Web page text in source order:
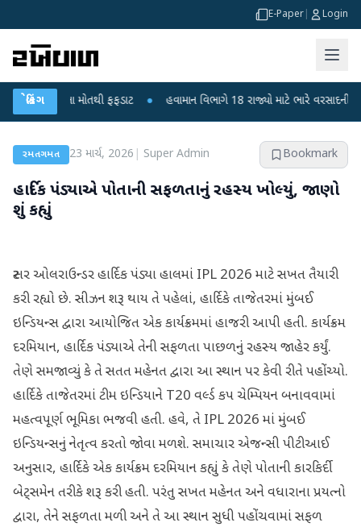
E-Paper Login
બ્રેકિંગમોતથી ફફડાટ ● હવામાન વિભાગે 18 રાજ્યો માટે ભારે વરસાદની ચેતવણી
રમતગમત 23 માર્ચ, 2026 Super Admin Bookmark
હાર્દિક પંડ્યાએ પોતાની સફળતાનું રહસ્ય ખોલ્યું, જાણો
શું કહ્યું
સ્ટાર ઓલરાઉન્ડર હાર્દિક પંડ્યા હાલમાં IPL 2026 માટે સખત તૈયારી
કરી રહ્યો છે. સીઝન શરૂ થાય તે પહેલાં, હાર્દિકે તાજેતરમાં મુંબઈ
ઇન્ડિયન્સ દ્વારા આયોજિત એક કાર્યક્રમમાં હાજરી આપી હતી. કાર્યક્રમ
દરમિયાન, હાર્દિક પંડ્યાએ તેની સફળતા પાછળનું રહસ્ય જાહેર કર્યું.
તેણે સમજાવ્યું કે તે સતત મહેનત દ્વારા આ સ્થાન પર કેવી રીતે પહોંચ્યો.
હાર્દિકે તાજેતરમાં ટીમ ઇન્ડિયાને T20 વર્લ્ડ કપ ચેમ્પિયન બનાવવામાં
મહત્વપૂર્ણ ભૂમિકા ભજવી હતી. હવે, તે IPL 2026 માં મુંબઈ
ઇન્ડિયન્સનું નેતૃત્વ કરતો જોવા મળશે. સમાચાર એજન્સી પીટીઆઈ
અનુસાર, હાર્દિકે એક કાર્યક્રમ દરમિયાન કહ્યું કે તેણે પોતાની કારકિર્દી
બેટ્સમેન તરીકે શરૂ કરી હતી. પરંતુ સખત મહેનત અને વધારાના પ્રયત્નો
દ્વારા, તેને સફળતા મળી અને તે આ સ્થાન સુધી પહોંચવામાં સફળ